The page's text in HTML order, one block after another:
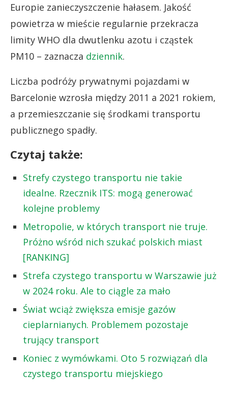
Europie zanieczyszczenie hałasem. Jakość
powietrza w mieście regularnie przekracza
limity WHO dla dwutlenku azotu i cząstek
PM10 – zaznacza dziennik.
Liczba podróży prywatnymi pojazdami w
Barcelonie wzrosła między 2011 a 2021 rokiem,
a przemieszczanie się środkami transportu
publicznego spadły.
Czytaj także:
Strefy czystego transportu nie takie
idealne. Rzecznik ITS: mogą generować
kolejne problemy
Metropolie, w których transport nie truje.
Próżno wśród nich szukać polskich miast
[RANKING]
Strefa czystego transportu w Warszawie już
w 2024 roku. Ale to ciągle za mało
Świat wciąż zwiększa emisje gazów
cieplarnianych. Problemem pozostaje
trujący transport
Koniec z wymówkami. Oto 5 rozwiązań dla
czystego transportu miejskiego